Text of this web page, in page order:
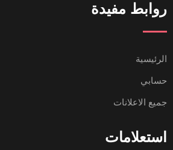
روابط مفيدة
الرئيسية
حسابي
جميع الاعلانات
استعلامات